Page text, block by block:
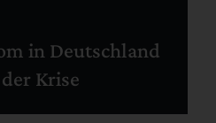
in Deutschland
Krise